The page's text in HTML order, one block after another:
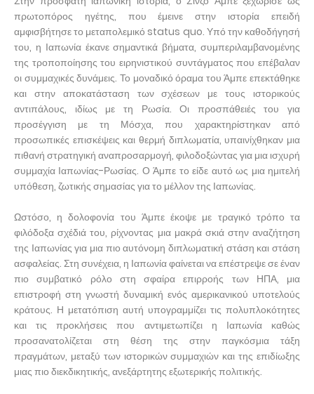
πρωτοπόρος ηγέτης, που έμεινε στην ιστορία επειδή
αμφισβήτησε το μεταπολεμικό status quo. Υπό την καθοδήγησή
του, η Ιαπωνία έκανε σημαντικά βήματα, συμπεριλαμβανομένης
της τροποποίησης του ειρηνιστικού συντάγματος που επέβαλαν
οι συμμαχικές δυνάμεις. Το μοναδικό όραμα του Άμπε επεκτάθηκε
και στην αποκατάσταση των σχέσεων με τους ιστορικούς
αντιπάλους, ιδίως με τη Ρωσία. Οι προσπάθειές του για
προσέγγιση με τη Μόσχα, που χαρακτηρίστηκαν από
προσωπικές επισκέψεις και θερμή διπλωματία, υπαινίχθηκαν μια
πιθανή στρατηγική αναπροσαρμογή, φιλοδοξώντας για μια ισχυρή
συμμαχία Ιαπωνίας-Ρωσίας. Ο Άμπε το είδε αυτό ως μια ημιτελή
υπόθεση, ζωτικής σημασίας για το μέλλον της Ιαπωνίας.
Ωστόσο, η δολοφονία του Άμπε έκοψε με τραγικό τρόπο τα
φιλόδοξα σχέδιά του, ρίχνοντας μια μακρά σκιά στην αναζήτηση
της Ιαπωνίας για μια πιο αυτόνομη διπλωματική στάση και στάση
ασφαλείας. Στη συνέχεια, η Ιαπωνία φαίνεται να επέστρεψε σε έναν
πιο συμβατικό ρόλο στη σφαίρα επιρροής των ΗΠΑ, μια
επιστροφή στη γνωστή δυναμική ενός αμερικανικού υποτελούς
κράτους. Η μετατόπιση αυτή υπογραμμίζει τις πολυπλοκότητες
και τις προκλήσεις που αντιμετωπίζει η Ιαπωνία καθώς
προσανατολίζεται στη θέση της στην παγκόσμια τάξη
πραγμάτων, μεταξύ των ιστορικών συμμαχιών και της επιδίωξης
μιας πιο διεκδικητικής, ανεξάρτητης εξωτερικής πολιτικής.